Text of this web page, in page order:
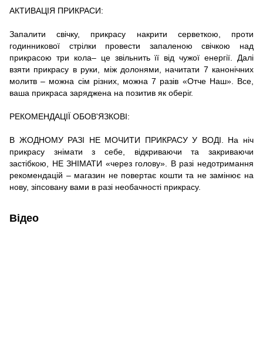
АКТИВАЦІЯ ПРИКРАСИ:
Запалити свічку, прикрасу накрити серветкою, проти
годинникової стрілки провести запаленою свічкою над
прикрасою три кола– це звільнить її від чужої енергії. Далі
взяти прикрасу в руки, між долонями, начитати 7 канонічних
молитв – можна сім різних, можна 7 разів «Отче Наш». Все,
ваша прикраса заряджена на позитив як оберіг.
РЕКОМЕНДАЦІЇ ОБОВʹЯЗКОВІ:
В ЖОДНОМУ РАЗІ НЕ МОЧИТИ ПРИКРАСУ У ВОДІ. На ніч
прикрасу знімати з себе, відкриваючи та закриваючи
застібкою, НЕ ЗНІМАТИ «через голову». В разі недотримання
рекомендацій – магазин не повертає кошти та не замінює на
нову, зіпсовану вами в разі необачності прикрасу.
Відео